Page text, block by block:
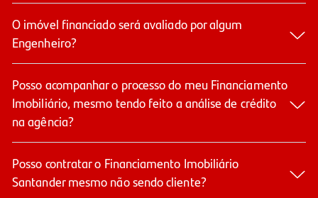
O imóvel financiado será avaliado por algum
Engenheiro?
Posso acompanhar o processo do meu Financiamento
Imobiliário, mesmo tendo feito a análise de crédito
na agência?
Posso contratar o Financiamento Imobiliário
Santander mesmo não sendo cliente?